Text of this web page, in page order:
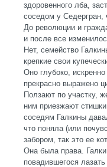
здоровенного лба,
соседом у Седергран,
До революции и
и после все
Нет, семейство
крепкие свои
Оно глубоко,
прекрасно выражено
Ползают по участку,
ним приезжают
соседям Галкины
что поняла (или
забором, так это ее
Она была права.
повадившегося